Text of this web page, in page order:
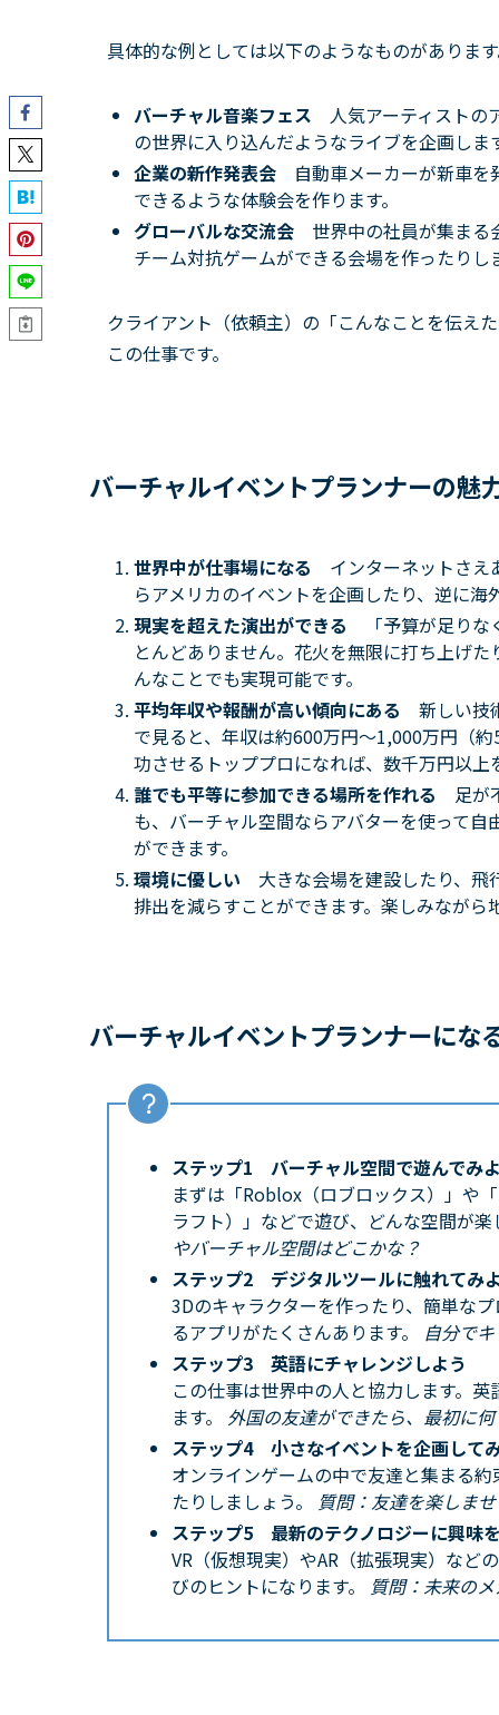
具体的な例としては以下のようなものがありま
バーチャル音楽フェス 人気アーティストの
の世界に入り込んだようなライブを企画しま
企業の新作発表会 自動車メーカーが新車
できるような体験会を作ります。
グローバルな交流会 世界中の社員が集まる
チーム対抗ゲームができる会場を作ったりし
クライアント（依頼主）の「こんなことを伝え
この仕事です。
バーチャルイベントプランナーの魅
世界中が仕事場になる インターネットさえ
らアメリカのイベントを企画したり、逆に
現実を超えた演出ができる
「予算が足り
とんどありません。花火を無限に打ち上げ
んなことでも実現可能です。
平均年収や報酬が高い傾向にある 新しい技
で見ると、年収は約600万円〜1,000万円（
功させるトッププロになれば、数千万円以
誰でも平等に参加できる場所を作れる 足が
も、バーチャル空間ならアバターを使って
ができます。
環境に優しい 大きな会場を建設したり、
排出を減らすことができます。楽しみなが
バーチャルイベントプランナーにな
ステップ1 バーチャル空間で遊んでみ
まずは「Roblox（ロブロックス）」や
ラフト）」などで遊び、どんな空間が
やバーチャル空間はどこかな？
ステップ2 デジタルツールに触れてみ
3Dのキャラクターを作ったり、簡単な
るアプリがたくさんあります。 自分で
ステップ3 英語にチャレンジしよう
この仕事は世界中の人と協力します。
ます。 外国の友達ができたら、最初に
ステップ4 小さなイベントを企画して
オンラインゲームの中で友達と集まる
たりしましょう。
質問：友達を楽しま
ステップ5 最新のテクノロジーに興味
VR（仮想現実）やAR（拡張現実）など
びのヒントになります。
質問：未来の